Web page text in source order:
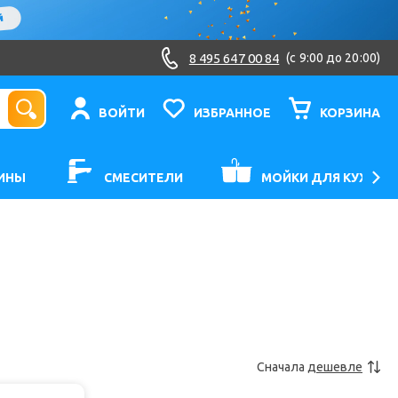
8 495 647 00 84 (c 9:00 до 20:00)
ВОЙТИ ИЗБРАННОЕ КОРЗИНА
СМЕСИТЕЛИ МОЙКИ ДЛЯ КУХНИ
Сначала дешевле